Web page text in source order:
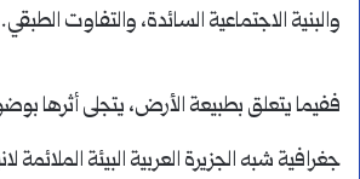
والبنية الاجتماعية السائدة، والتفاوت الطبقي.
ففيما يتعلق بطبيعة الأرض، يتجلى أثرها
جغرافية شبه الجزيرة العربية البيئة الملائمة